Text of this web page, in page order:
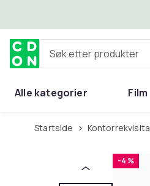
Søk etter produkter
Alle kategorier Film
Startside Kontorrekvisita
-4 %